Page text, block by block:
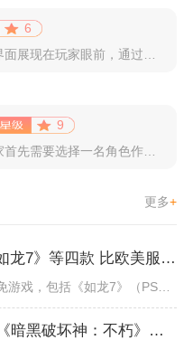
6
9
更多+
8月PS+港服会免：《如龙7》等四款 比欧美服多一款
官方公布了8月份港服的PS Plus会免游戏，包括《如龙7》（PS4/PS5）、《小小梦魇》（PS4）、《托尼霍克职业滑...
庇护之地CG燃爆公映《暗黑破坏神：不朽》今日全平台上线